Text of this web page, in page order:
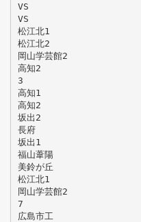
VS
VS
松江北1
松江北2
岡山学芸館2
高知2
3
高知1
高知2
坂出2
長府
坂出1
福山葦陽
美鈴が丘
松江北1
岡山学芸館2
7
広島市工